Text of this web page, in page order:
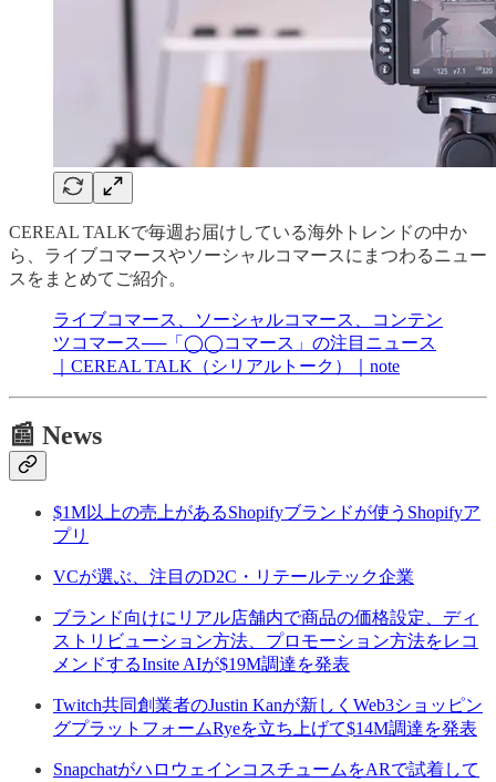
CEREAL TALKで毎週お届けしている海外トレンドの中か
ら、ライブコマースやソーシャルコマースにまつわるニュー
スをまとめてご紹介。
ライブコマース、ソーシャルコマース、コンテン
ツコマース──「◯◯コマース」の注目ニュース
｜CEREAL TALK（シリアルトーク）｜note
📰 News
$1M以上の売上があるShopifyブランドが使うShopifyア
プリ
VCが選ぶ、注目のD2C・リテールテック企業
ブランド向けにリアル店舗内で商品の価格設定、ディ
ストリビューション方法、プロモーション方法をレコ
メンドするInsite AIが$19M調達を発表
Twitch共同創業者のJustin Kanが新しくWeb3ショッピン
グプラットフォームRyeを立ち上げて$14M調達を発表
SnapchatがハロウェインコスチュームをARで試着して